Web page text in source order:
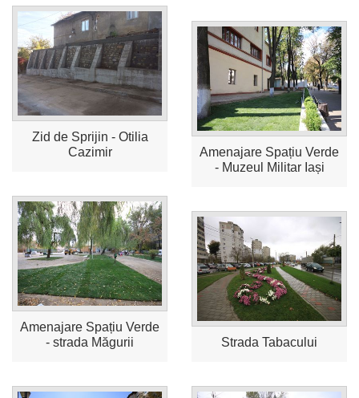
Zid de Sprijin - Otilia
Cazimir
Amenajare Spațiu Verde
- Muzeul Militar Iași
Amenajare Spațiu Verde
- strada Măgurii
Strada Tabacului